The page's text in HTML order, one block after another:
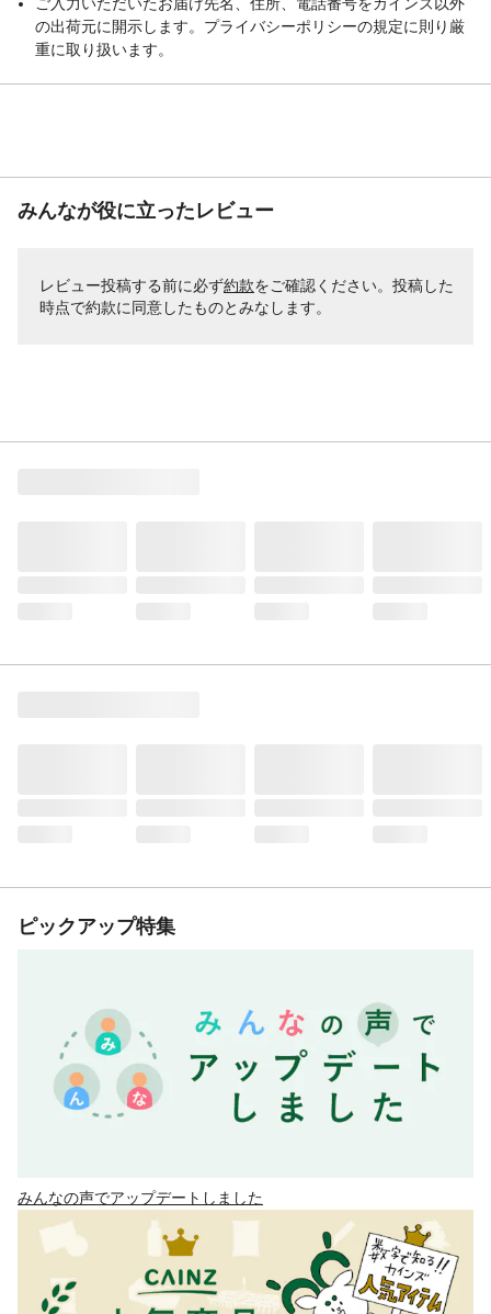
の出荷元に開示します。プライバシーポリシーの規定に則り厳
重に取り扱います。
みんなが役に立ったレビュー
レビュー投稿する前に必ず約款をご確認ください。投稿した
時点で約款に同意したものとみなします。
ピックアップ特集
みんなの声でアップデートしました